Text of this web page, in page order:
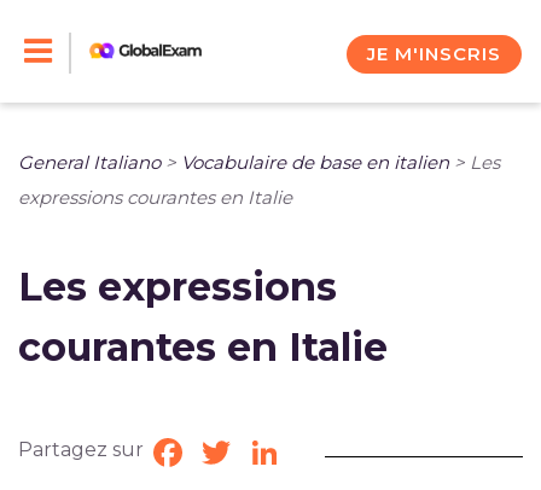
JE M'INSCRIS
General Italiano> Vocabulaire de base en italien > Les
expressions courantes en Italie
Les expressions
courantes en Italie
Partagez sur Facebook
TwitterLinkedIn